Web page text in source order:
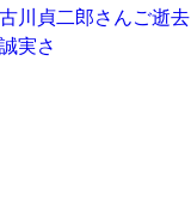
川貞二郎さんご逝去
実さ